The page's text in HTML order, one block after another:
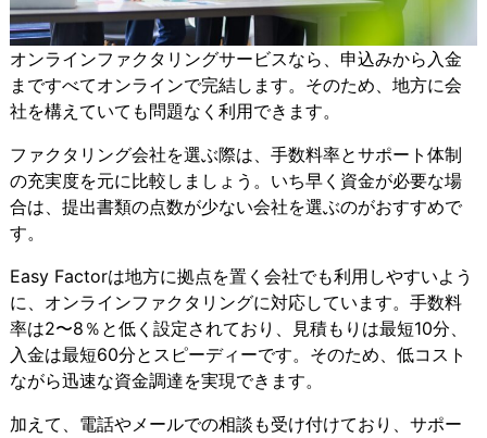
オンラインファクタリングサービスなら、申込みから入金
まですべてオンラインで完結します。そのため、地方に会
社を構えていても問題なく利用できます。
ファクタリング会社を選ぶ際は、手数料率とサポート体制
の充実度を元に比較しましょう。いち早く資金が必要な場
合は、提出書類の点数が少ない会社を選ぶのがおすすめで
す。
Easy Factorは地方に拠点を置く会社でも利用しやすいよう
に、オンラインファクタリングに対応しています。手数料
率は2〜8％と低く設定されており、見積もりは最短10分、
入金は最短60分とスピーディーです。そのため、低コスト
ながら迅速な資金調達を実現できます。
加えて、電話やメールでの相談も受け付けており、サポー